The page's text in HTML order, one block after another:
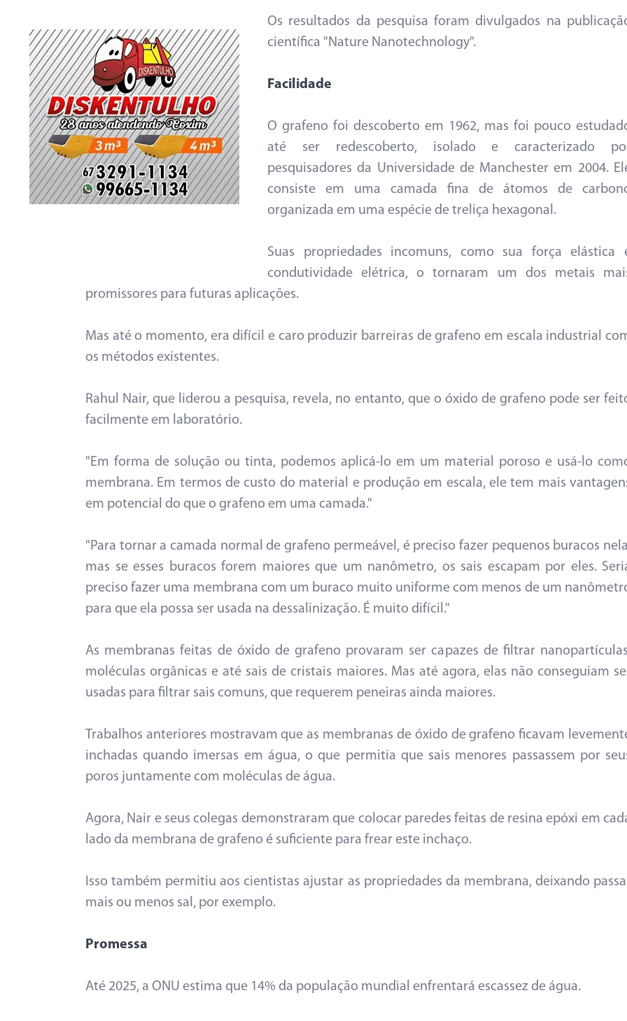
Os resultados da pesquisa foram divulgados na
científica "Nature Nanotechnology".
Facilidade
O grafeno foi descoberto em 1962, mas foi pouco
até ser redescoberto, isolado e caracterizado
pesquisadores da Universidade de Manchester em 2004.
consiste em uma camada fina de átomos de
organizada em uma espécie de treliça hexagonal.
Suas propriedades incomuns, como sua força elástica
condutividade elétrica, o tornaram um dos metais
promissores para futuras aplicações.
Mas até o momento, era difícil e caro produzir barreiras de grafeno em escala industrial
os métodos existentes.
Rahul Nair, que liderou a pesquisa, revela, no entanto, que o óxido de grafeno pode ser
facilmente em laboratório.
"Em forma de solução ou tinta, podemos aplicá-lo em um material poroso e usá-lo
membrana. Em termos de custo do material e produção em escala, ele tem mais
em potencial do que o grafeno em uma camada."
"Para tornar a camada normal de grafeno permeável, é preciso fazer pequenos buracos
mas se esses buracos forem maiores que um nanômetro, os sais escapam por eles.
preciso fazer uma membrana com um buraco muito uniforme com menos de um
para que ela possa ser usada na dessalinização. É muito difícil."
As membranas feitas de óxido de grafeno provaram ser capazes de filtrar
moléculas orgânicas e até sais de cristais maiores. Mas até agora, elas não conseguiam
usadas para filtrar sais comuns, que requerem peneiras ainda maiores.
Trabalhos anteriores mostravam que as membranas de óxido de grafeno ficavam
inchadas quando imersas em água, o que permitia que sais menores passassem por
poros juntamente com moléculas de água.
Agora, Nair e seus colegas demonstraram que colocar paredes feitas de resina epóxi em
lado da membrana de grafeno é suficiente para frear este inchaço.
Isso também permitiu aos cientistas ajustar as propriedades da membrana, deixando
mais ou menos sal, por exemplo.
Promessa
Até 2025, a ONU estima que 14% da população mundial enfrentará escassez de água.